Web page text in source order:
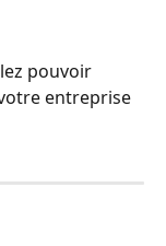
pouvoir
entreprise